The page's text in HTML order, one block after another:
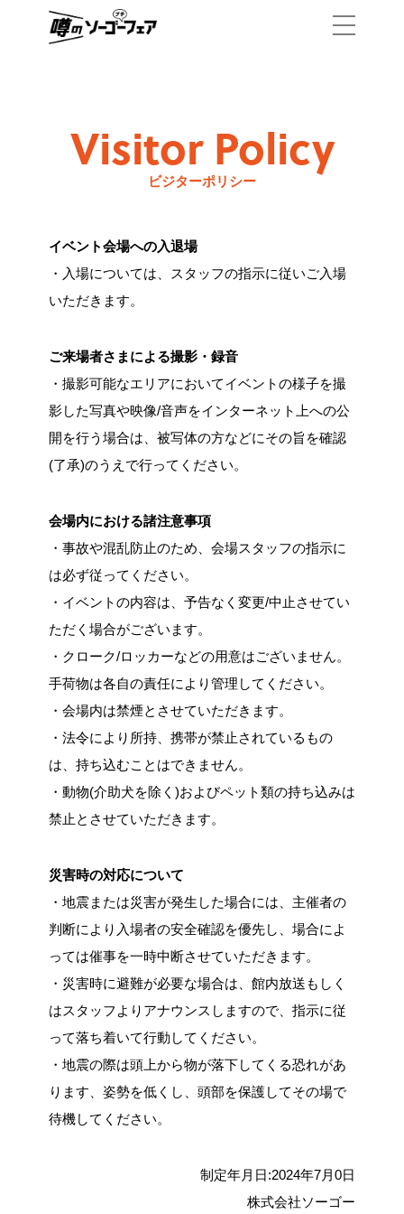
Visitor Policy
ビジターポリシー
イベント会場への入退場
・入場については、スタッフの指示に従いご入場
いただきます。
ご来場者さまによる撮影・録音
・撮影可能なエリアにおいてイベントの様子を撮
影した写真や映像/音声をインターネット上への公
開を行う場合は、被写体の方などにその旨を確認
(了承)のうえで行ってください。
会場内における諸注意事項
・事故や混乱防止のため、会場スタッフの指示に
は必ず従ってください。
・イベントの内容は、予告なく変更/中止させてい
ただく場合がございます。
・クローク/ロッカーなどの用意はございません。
手荷物は各自の責任により管理してください。
・会場内は禁煙とさせていただきます。
・法令により所持、携帯が禁止されているもの
は、持ち込むことはできません。
・動物(介助犬を除く)およびペット類の持ち込みは
禁止とさせていただきます。
災害時の対応について
・地震または災害が発生した場合には、主催者の
判断により入場者の安全確認を優先し、場合によ
っては催事を一時中断させていただきます。
・災害時に避難が必要な場合は、館内放送もしく
はスタッフよりアナウンスしますので、指示に従
って落ち着いて行動してください。
・地震の際は頭上から物が落下してくる恐れがあ
ります、姿勢を低くし、頭部を保護してその場で
待機してください。
制定年月日:2024年7月0日
株式会社ソーゴー